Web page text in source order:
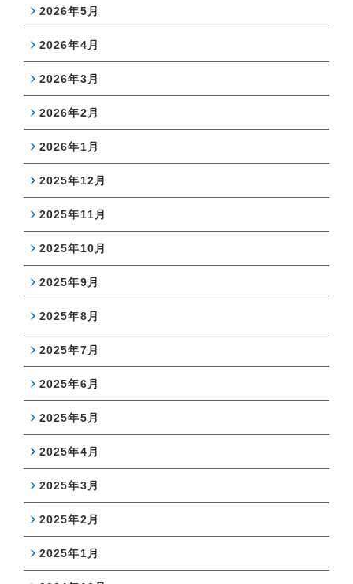
2026年5月
2026年4月
2026年3月
2026年2月
2026年1月
2025年12月
2025年11月
2025年10月
2025年9月
2025年8月
2025年7月
2025年6月
2025年5月
2025年4月
2025年3月
2025年2月
2025年1月